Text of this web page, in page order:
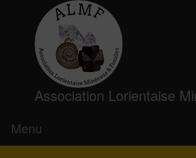
Association Lorientaise
Menu